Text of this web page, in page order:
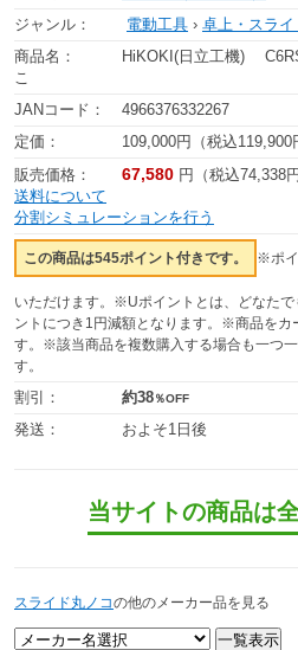
ジャンル：
電動工具 › 卓上・スライ
商品名：
HiKOKI(日立工機)
こ
JANコード：
4966376332267
定価：
109,000円（税込119,900
販売価格：
67,580 円（税込74,338円
送料について
分割シミュレーションを行う
この商品は545ポイント付きです。 ※ポイ
いただけます。※Uポイントとは、どなた
ントにつき1円減額となります。※商品をカ
す。※該当商品を複数購入する場合も一つ
す。
割引： 約38％OFF
発送： およそ1日後
当サイトの商品は
スライド丸ノコの他のメーカー品を見る